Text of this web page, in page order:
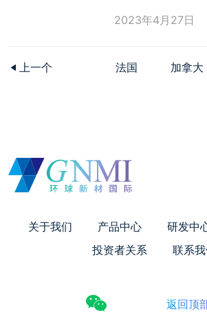
2023年4月27日
上一个 法国 加拿大
关于我们 产品中心 研发中
投资者关系
联系
返回顶